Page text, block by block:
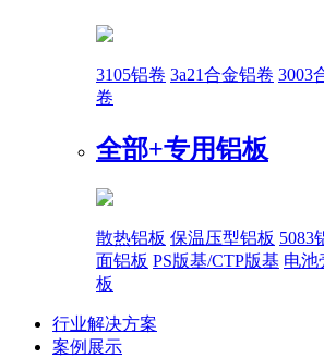
3105铝卷 3a21合金铝卷 3003
卷
全部+专用铝板
散热铝板 保温压型铝板 5083
面铝板 PS版基/CTP版基 电池
板
行业解决方案
案例展示